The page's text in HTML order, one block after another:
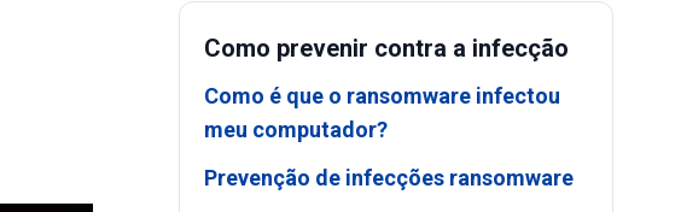
Como prevenir contra a infecção
Como é que o ransomware infectou
meu computador?
Prevenção de infecções ransomware